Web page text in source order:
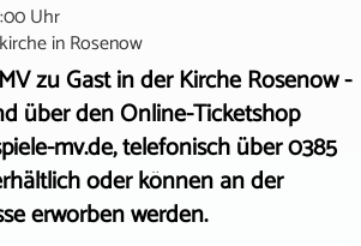
Uhr
inRosenow
zu Gast in der Kirche Rosenow -
über den Online-Ticketshop
mv.de, telefonisch über 0385
oder können an der
erworben werden.